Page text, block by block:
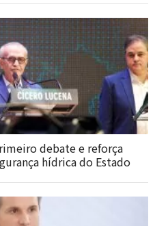
debate e reforça
hídrica do Estado